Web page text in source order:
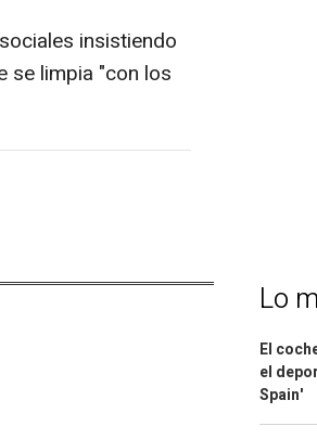
insistiendo
se limpia "con los
Lo
El
el
Spain'